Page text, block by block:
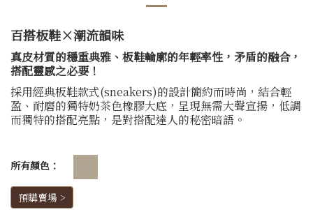
百搭板鞋×潮流韻味
真皮材質的穩重典雅、板鞋輪廓的年輕率性，矛盾的融合，
搭配靈感之必要！
採用經典板鞋款式(sneakers)的設計簡約而時尚，結合輕
盈、耐磨的獨特奶茶色橡膠大底，呈現無需大聲宣揚，低調
而獨特的搭配亮點，是對搭配達人的秘密暗語。
所有顏色：
預購賣場 >